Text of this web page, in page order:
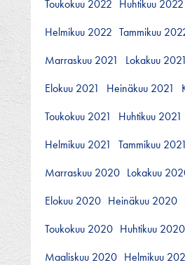
Toukokuu 2022 Huhtikuu 2022
Helmikuu 2022 Tammikuu
Marraskuu 2021
Lokakuu 2021
Elokuu 2021
Heinäkuu 2021
Toukokuu 2021
Huhtikuu 2021
Helmikuu 2021
Tammikuu 2021
Marraskuu 2020 Lokakuu
Elokuu 2020 Heinäkuu 2020
Toukokuu 2020 Huhtikuu 2020
Maaliskuu 2020 Helmikuu